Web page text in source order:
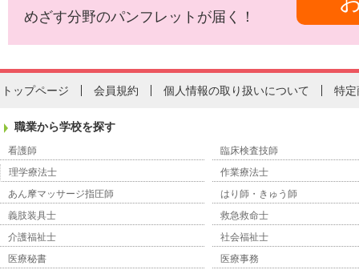
めざす分野のパンフレットが届く！
トップページ 会員規約 個人情報の取り扱いについて 特定
職業から学校を探す
看護師
臨床検査技師
理学療法士
作業療法士
あん摩マッサージ指圧師
はり師・きゅう師
義肢装具士
救急救命士
介護福祉士
社会福祉士
医療秘書
医療事務